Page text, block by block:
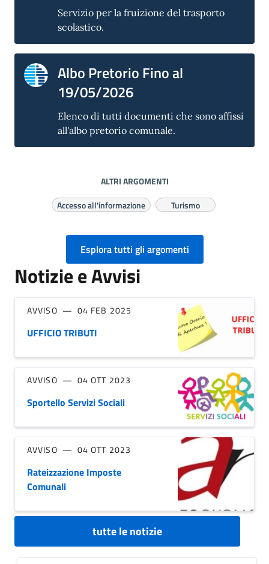
Servizio per la fruizione del trasporto
scolastico.
Albo Pretorio Fino al
19/05/2026
Elenco di tutti documenti che sono affissi
all'albo pretorio comunale.
ALTRI ARGOMENTI
Accesso all'informazione
Turismo
Esplora tutti gli argomenti
Notizie e Avvisi
AVVISO 04 FEB 2025
UFFICIO TRIBUTI
AVVISO 04 OTT 2023
Sportello Servizi Sociali
AVVISO 04 OTT 2023
Rateizzazione Imposte
Comunali
tutte le notizie